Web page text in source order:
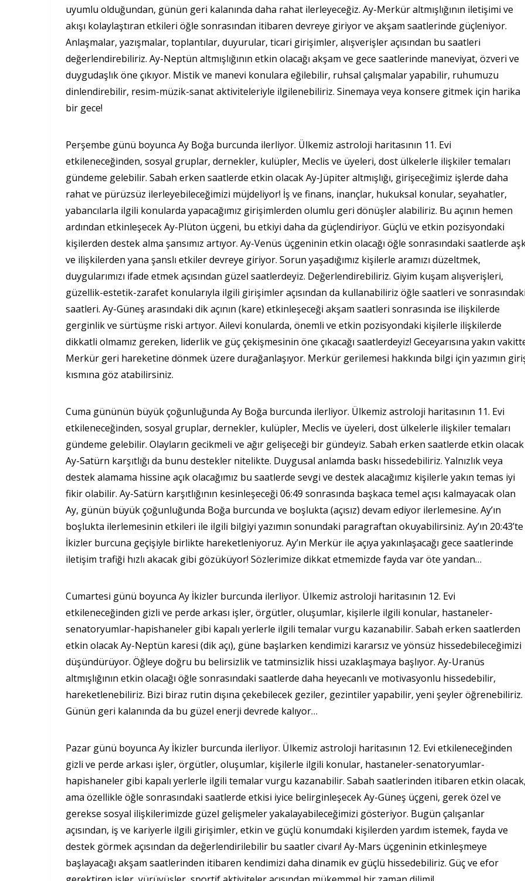
uyumlu olduğundan, günün geri kalanında daha rahat ilerleyeceğiz. Ay-Merkür altmışlığının iletişimi ve
akışı kolaylaştıran etkileri öğle sonrasından itibaren devreye giriyor ve akşam saatlerinde güçleniyor.
Anlaşmalar, yazışmalar, toplantılar, duyurular, ticari girişimler, alışverişler açısından bu saatleri
değerlendirebiliriz. Ay-Neptün altmışlığının etkin olacağı akşam ve gece saatlerinde maneviyat, özveri ve
duygudaşlık öne çıkıyor. Mistik ve manevi konulara eğilebilir, ruhsal çalışmalar yapabilir, ruhumuzu
dinlendirebilir, resim-müzik-sanat aktiviteleriyle ilgilenebiliriz. Sinemaya veya konsere gitmek için harika
bir gece!
Perşembe günü boyunca Ay Boğa burcunda ilerliyor. Ülkemiz astroloji haritasının 11. Evi
etkileneceğinden, sosyal gruplar, dernekler, kulüpler, Meclis ve üyeleri, dost ülkelerle ilişkiler temaları
gündeme gelebilir. Sabah erken saatlerde etkin olacak Ay-Jüpiter altmışlığı, girişeceğimiz işlerde daha
rahat ve pürüzsüz ilerleyebileceğimizi müjdeliyor! İş ve finans, inançlar, hukuksal konular, seyahatler,
yabancılarla ilgili konularda yapacağımız girişimlerden olumlu geri dönüşler alabiliriz. Bu açının hemen
ardından etkinleşecek Ay-Plüton üçgeni, bu etkiyi daha da güçlendiriyor. Güçlü ve etkin pozisyondaki
kişilerden destek alma şansımız artıyor. Ay-Venüs üçgeninin etkin olacağı öğle sonrasındaki saatlerde
ve ilişkilerden yana şanslı etkiler devreye giriyor. Sorun yaşadığımız kişilerle aramızı düzeltmek,
duygularımızı ifade etmek açısından güzel saatlerdeyiz. Değerlendirebiliriz. Giyim kuşam alışverişleri,
güzellik-estetik-zarafet konularıyla ilgili girişimler açısından da kullanabiliriz öğle saatleri ve sonrasındaki
saatleri. Ay-Güneş arasındaki dik açının (kare) etkinleşeceği akşam saatleri sonrasında ise ilişkilerde
gerginlik ve sürtüşme riski artıyor. Ailevi konularda, önemli ve etkin pozisyondaki kişilerle ilişkilerde
dikkatli olmamız gereken, liderlik ve güç çekişmesinin öne çıkacağı saatlerdeyiz! Geceyarısına yakın
Merkür geri hareketine dönmek üzere durağanlaşıyor. Merkür gerilemesi hakkında bilgi için yazımın
kısmına göz atabilirsiniz.
Cuma gününün büyük çoğunluğunda Ay Boğa burcunda ilerliyor. Ülkemiz astroloji haritasının 11. Evi
etkileneceğinden, sosyal gruplar, dernekler, kulüpler, Meclis ve üyeleri, dost ülkelerle ilişkiler temaları
gündeme gelebilir. Olayların gecikmeli ve ağır gelişeceği bir gündeyiz. Sabah erken saatlerde etkin olacak
Ay-Satürn karşıtlığı da bunu destekler nitelikte. Duygusal anlamda baskı hissedebiliriz. Yalnızlık veya
destek alamama hissine açık olacağımız bu saatlerde sevgi ve destek alacağımız kişilerle yakın temas iyi
fikir olabilir. Ay-Satürn karşıtlığının kesinleşeceği 06:49 sonrasında başkaca temel açısı kalmayacak olan
Ay, günün büyük çoğunluğunda Boğa burcunda ve boşlukta (açısız) devam ediyor ilerlemesine. Ay’ın
boşlukta ilerlemesinin etkileri ile ilgili bilgiyi yazımın sonundaki paragraftan okuyabilirsiniz. Ay’ın 20:43’te
İkizler burcuna geçişiyle birlikte hareketleniyoruz. Ay’ın Merkür ile açıya yakınlaşacağı gece saatlerinde
iletişim trafiği hızlı akacak gibi gözüküyor! Sözlerimize dikkat etmemizde fayda var öte yandan…
Cumartesi günü boyunca Ay İkizler burcunda ilerliyor. Ülkemiz astroloji haritasının 12. Evi
etkileneceğinden gizli ve perde arkası işler, örgütler, oluşumlar, kişilerle ilgili konular, hastaneler-
senatoryumlar-hapishaneler gibi kapalı yerlerle ilgili temalar vurgu kazanabilir. Sabah erken saatlerden
etkin olacak Ay-Neptün karesi (dik açı), güne başlarken kendimizi kararsız ve yönsüz hissedebileceğimizi
düşündürüyor. Öğleye doğru bu belirsizlik ve tatminsizlik hissi uzaklaşmaya başlıyor. Ay-Uranüs
altmışlığının etkin olacağı öğle sonrasındaki saatlerde daha heyecanlı ve motivasyonlu hissedebilir,
hareketlenebiliriz. Bizi biraz rutin dışına çekebilecek geziler, gezintiler yapabilir, yeni şeyler öğrenebiliriz.
Günün geri kalanında da bu güzel enerji devrede kalıyor…
Pazar günü boyunca Ay İkizler burcunda ilerliyor. Ülkemiz astroloji haritasının 12. Evi etkileneceğinden
gizli ve perde arkası işler, örgütler, oluşumlar, kişilerle ilgili konular, hastaneler-senatoryumlar-
hapishaneler gibi kapalı yerlerle ilgili temalar vurgu kazanabilir. Sabah saatlerinden itibaren etkin olacak,
ama özellikle öğle sonrasındaki saatlerde etkisi iyice belirginleşecek Ay-Güneş üçgeni, gerek özel ve
gerekse sosyal ilişkilerimizde güzel gelişmeler yakalayabileceğimizi gösteriyor. Bugün çalışanlar
açısından, iş ve kariyerle ilgili girişimler, etkin ve güçlü konumdaki kişilerden yardım istemek, fayda ve
destek görmek açısından da değerlendirilebilir bu saatler civarı! Ay-Mars üçgeninin etkinleşmeye
başlayacağı akşam saatlerinden itibaren kendimizi daha dinamik ev güçlü hissedebiliriz. Güç ve efor